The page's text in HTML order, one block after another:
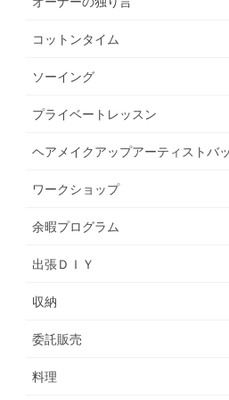
コットンタイム
ソーイング
プライベートレッスン
ヘアメイクアップアーティストバ
ワークショップ
余暇プログラム
出張ＤＩＹ
収納
委託販売
料理